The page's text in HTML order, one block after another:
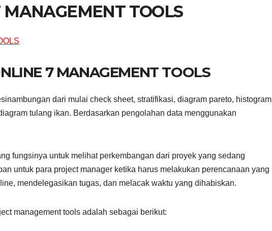
TOOLS
7 MANAGEMENT TOOLS
dari mulai check sheet, stratifikasi, diagram pareto, histogram
tulang ikan. Berdasarkan pengolahan data menggunakan
fungsinya untuk melihat perkembangan dari proyek yang sedang
untuk para project manager ketika harus melakukan perencanaan yang
mendelegasikan tugas, dan melacak waktu yang dihabiskan.
management tools adalah sebagai berikut: